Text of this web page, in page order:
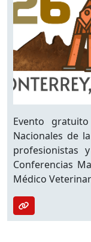
Evento
Nacionales de
profesionistas
Conferencias
Médico